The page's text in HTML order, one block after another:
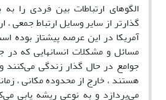
الگوهای ارتباطات بین فردی را
گذارتر از سایر وسایل ارتباط جمعی
آمریکا در این عرصه پیشتاز بوده
مسائل و مشکلات انسانهایی که
جوامع در حال گذار زندگی می‌کنند
هستند ، خارج از محدوده مکانی ،
می‌پردازد و به نوعی ریشه یابی